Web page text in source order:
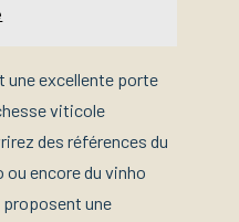
excellente porte
viticole
des références du
ou encore du vinho
proposent une